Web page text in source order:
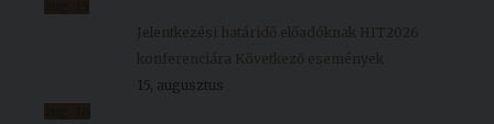
Jelentkezési határidő előadóknak HIT2026
konferenciára Következő események
15, augusztus